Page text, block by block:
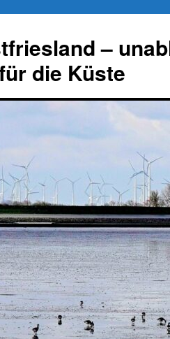
–
die Küste